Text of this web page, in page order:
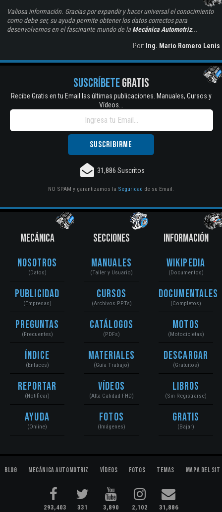
Valiosa información. Gracias por expandir y hacer universal el conocimiento
como debe ser, su ayuda permite obtener los datos correctos para
desenvolvernos en el fascinante mundo de la Mecánica Automotriz...
Por: Ing. Mario Romero Lenis
SUSCRÍBETEGRATIS
Recibe Gratis en tu Email las últimas publicaciones. Manuales, Cursos y
Vídeos...
31,886 Suscritos
NO SPAM y garantizamos la Seguridad de su Email.
MECÁNICA
Nosotros
(Datos)
Publicidad
(Empresas)
Preguntas
(Frecuentes)
Índice
(Enlaces)
Reportar
(Notificar)
Ayuda
(Online)
SECCIONES
Manuales
(Taller y Usuario)
Cursos
(Archivos PPTs)
Catálogos
(PDFs)
Materiales
(Guía Trabajo)
Vídeos
(Alta Calidad FHD)
Fotos
(Imágenes)
INFORMACIÓN
Wikipedia
(Documentos)
Documentales
(Completos)
Motos
(Motocicletas)
Descargar
(Gratuitos)
Libros
(Sin Registrarse)
Gratis
(Bajar)
Blog Mecánica Automotriz Vídeos Fotos Temas Mapa del
293,403 331 3,890 2,102 31,886